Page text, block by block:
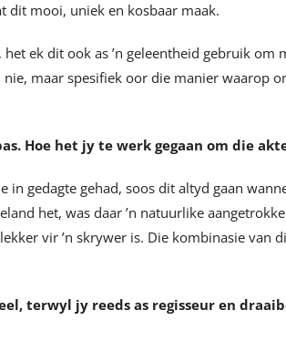
dit mooi, uniek en kosbaar maak.
ek dit ook as ’n geleentheid gebruik om
maar spesifiek oor die manier waarop
Hoe het jy te werk gegaan om die
in gedagte gehad, soos dit altyd gaan
het, was daar ’n natuurlike
vir ’n skrywer is. Die kombinasie van
terwyl jy reeds as regisseur en